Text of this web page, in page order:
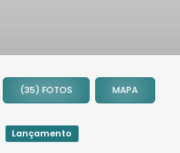
2
3
(35) FOTOS MAPA
Lançamento